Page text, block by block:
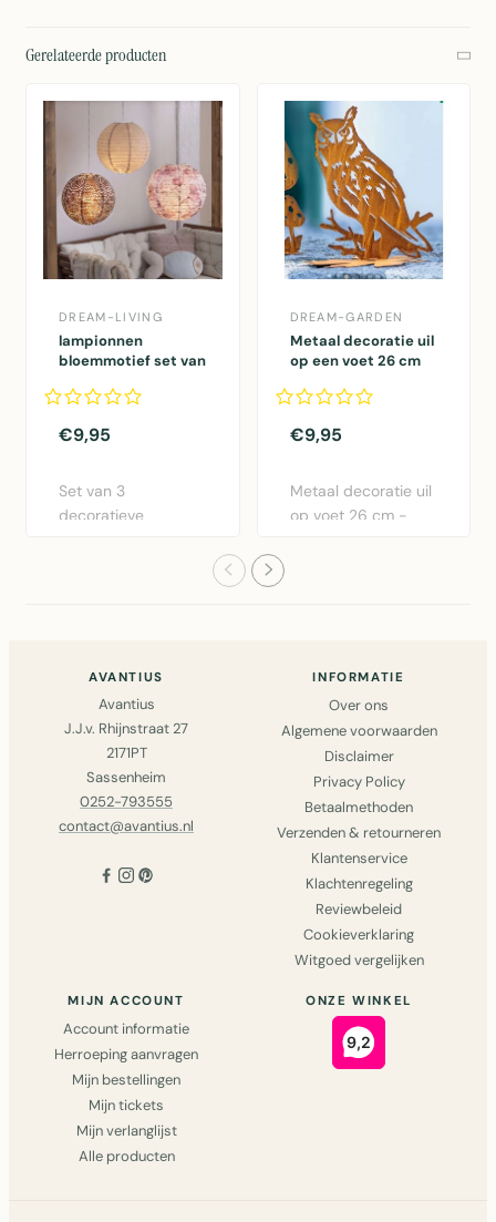
Gerelateerde producten
DREAM-LIVING
lampionnen
bloemmotief set van
€9,95
Set van 3
decoratieve
DREAM-GARDEN
Metaal decoratie uil
op een voet 26 cm
€9,95
Metaal decoratie uil
op voet 26 cm -
AVANTIUS
Avantius
J.J.v. Rhijnstraat 27
2171PT
Sassenheim
0252-793555
contact@avantius.nl
INFORMATIE
Over ons
Algemene voorwaarden
Disclaimer
Privacy Policy
Betaalmethoden
Verzenden & retourneren
Klantenservice
Klachtenregeling
Reviewbeleid
Cookieverklaring
Witgoed vergelijken
MIJN ACCOUNT
Account informatie
Herroeping aanvragen
Mijn bestellingen
Mijn tickets
Mijn verlanglijst
Alle producten
ONZE WINKEL